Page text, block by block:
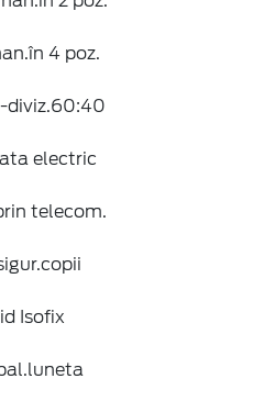
4 poz.
diviz.60:40
electric
telecom.
Isofix